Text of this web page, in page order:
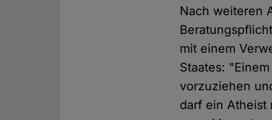
Nach weiteren
mit einem
Staates:
vorzuziehen
darf ein Atheist